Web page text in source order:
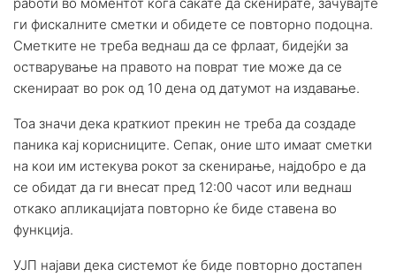
работи во моментот кога сакате да скенирате, зачувајте
ги фискалните сметки и обидете се повторно подоцна.
Сметките не треба веднаш да се фрлаат, бидејќи за
остварување на правото на поврат тие може да се
скенираат во рок од 10 дена од датумот на издавање.
Тоа значи дека краткиот прекин не треба да создаде
паника кај корисниците. Сепак, оние што имаат сметки
на кои им истекува рокот за скенирање, најдобро е да
се обидат да ги внесат пред 12:00 часот или веднаш
откако апликацијата повторно ќе биде ставена во
функција.
УЈП најави дека системот ќе биде повторно достапен